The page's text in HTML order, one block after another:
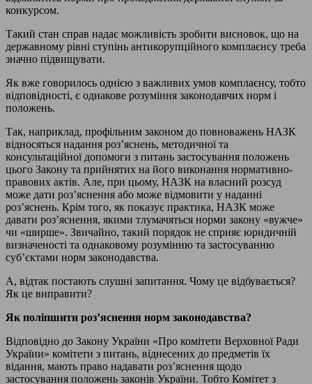
конкурсом.
Такий стан справ надає можливість зробити висновок, що на
державному рівні ступінь антикорупційного комплаєнсу треба
значно підвищувати.
Як вже говорилось однією з важливих умов комплаєнсу, тобто
відповідності, є однакове розуміння законодавчих норм і
положень.
Так, наприклад, профільним законом до повноважень НАЗК
відносяться надання роз’яснень, методичної та
консультаційної допомоги з питань застосування положень
цього Закону та прийнятих на його виконання нормативно-
правових актів. Але, при цьому, НАЗК на власний розсуд
може дати роз’яснення або може відмовити у наданні
роз’яснень. Крім того, як показує практика, НАЗК може
давати роз’яснення, якими тлумачяться норми закону «вужче»
чи «ширше». Звичайно, такий порядок не сприяє юридичній
визначеності та однаковому розумінню та застосуванню
суб’єктами норм законодавства.
А, відтак постають слушні запитання. Чому це відбувається?
Як це виправити?
Як поліпшити роз’яснення норм законодавства?
Відповідно до Закону України «Про комітети Верховної Ради
України» комітети з питань, віднесених до предметів їх
відання, мають право надавати роз’яснення щодо
застосування положень законів України. Тобто Комітет з